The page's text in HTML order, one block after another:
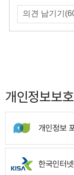
개인정보보
개인정보
한국인터